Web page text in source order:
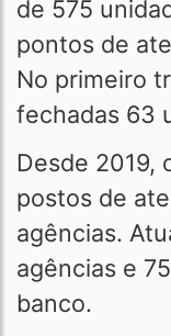
de 575
pontos de
No primeiro
fechadas 63
Desde 2019,
postos de
agências.
agências e
banco.